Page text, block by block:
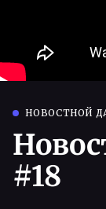
НОВОСТНОЙ
#18